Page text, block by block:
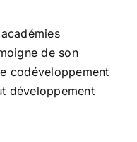
de son
codéveloppement
développement